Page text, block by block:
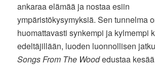
ankaraa elämää ja nostaa esiin
ympäristökysymyksiä. Sen tunnelma
huomattavasti synkempi ja kylmempi
edeltäjillään, luoden luonnollisen
Songs From The Woodedustaa